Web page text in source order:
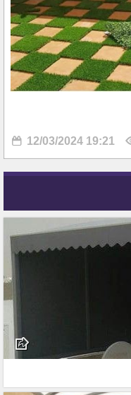
12/03/2024 19:21